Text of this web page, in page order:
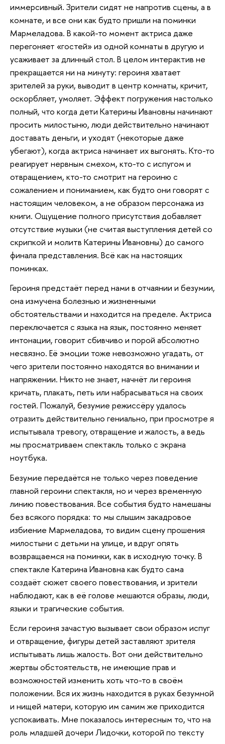
иммерсивный. Зрители сидят не напротив сцены, а в
комнате, и все они как будто пришли на поминки
Мармеладова. В какой-то момент актриса даже
перегоняет «гостей» из одной комнаты в другую и
усаживает за длинный стол. В целом интерактив не
прекращается ни на минуту: героиня хватает
зрителей за руки, выводит в центр комнаты, кричит,
оскорбляет, умоляет. Эффект погружения настолько
полный, что когда дети Катерины Ивановны начинают
просить милостыню, люди действительно начинают
доставать деньги, и уходят (некоторые даже
убегают), когда актриса начинает их выгонять. Кто-то
реагирует нервным смехом, кто-то с испугом и
отвращением, кто-то смотрит на героиню с
сожалением и пониманием, как будто они говорят с
настоящим человеком, а не образом персонажа из
книги. Ощущение полного присутствия добавляет
отсутствие музыки (не считая выступления детей со
скрипкой и молитв Катерины Ивановны) до самого
финала представления. Всё как на настоящих
поминках.
Героиня предстаёт перед нами в отчаянии и безумии,
она измучена болезнью и жизненными
обстоятельствами и находится на пределе. Актриса
переключается с языка на язык, постоянно меняет
интонации, говорит сбивчиво и порой абсолютно
несвязно. Её эмоции тоже невозможно угадать, от
чего зрители постоянно находятся во внимании и
напряжении. Никто не знает, начнёт ли героиня
кричать, плакать, петь или набрасываться на своих
гостей. Пожалуй, безумие режиссёру удалось
отразить действительно гениально, при просмотре я
испытывала тревогу, отвращение и жалость, а ведь
мы просматриваем спектакль только с экрана
ноутбука.
Безумие передаётся не только через поведение
главной героини спектакля, но и через временную
линию повествования. Все события будто намешаны
без всякого порядка: то мы слышим закадровое
избиение Мармеладова, то видим сцену прошения
милостыни с детьми на улице, и вдруг опять
возвращаемся на поминки, как в исходную точку. В
спектакле Катерина Ивановна как будто сама
создаёт сюжет своего повествования, и зрители
наблюдают, как в её голове мешаются образы, люди,
языки и трагические события.
Если героиня зачастую вызывает свои образом испуг
и отвращение, фигуры детей заставляют зрителя
испытывать лишь жалость. Вот они действительно
жертвы обстоятельств, не имеющие прав и
возможностей изменить хоть что-то в своём
положении. Вся их жизнь находится в руках безумной
и нищей матери, которую им самим же приходится
успокаивать. Мне показалось интересным то, что на
роль младшей дочери Лидочки, которой по тексту